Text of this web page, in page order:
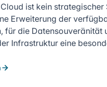
ist kein strategischer
Erweiterung der
für die Datensouveränität
Infrastruktur eine